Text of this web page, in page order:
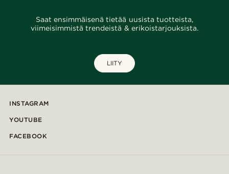
Saat ensimmäisenä tietää uusista tuotteista,
viimeisimmistä trendeistä & erikoistarjouksista.
LIITY
INSTAGRAM
YOUTUBE
FACEBOOK